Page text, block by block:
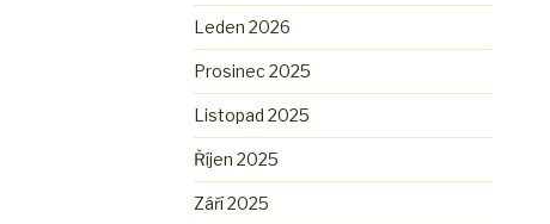
Leden 2026
Prosinec 2025
Listopad 2025
Říjen 2025
Září 2025